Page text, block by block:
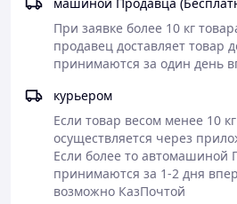
Этот продукт станет
вашей кухне, позволяя
блюда каждый день. Семена Чиа
добавить здоровье и
меню, а также порадовать семью
При заявке более 10 кг
продавец доставляет товар
принимаются за один день
курьером
Если товар весом менее 10
осуществляется через
Если более то автомашиной
принимаются за 1-2 дня
возможно КазПочтой